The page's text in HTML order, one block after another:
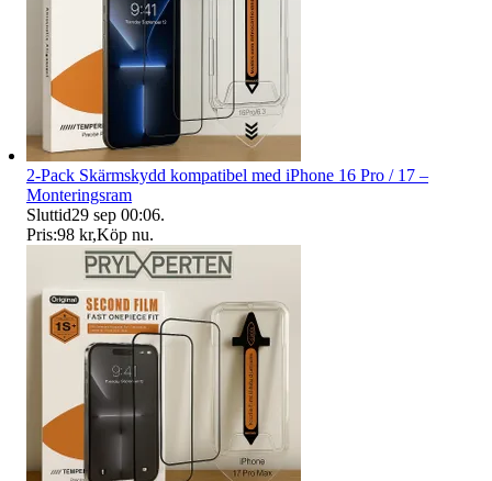
2-Pack Skärmskydd kompatibel med iPhone 16 Pro / 17 –
Monteringsram
Sluttid29 sep 00:06.
Pris:98 kr,Köp nu.